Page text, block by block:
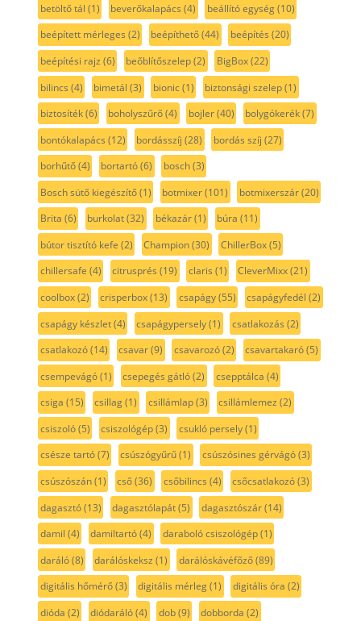
betöltő tál (1) beverőkalapács (4) beállító egység(10)
beépített mérleges (2) beépíthető(44) beépítés (20)
beépítési rajz (6) beőblítőszelep(2) BigBox(22)
bilincs (4) bimetál (3) bionic(1) biztonsági szelep(1)
biztosíték(6) boholyszűrő(4) bojler(40) bolygókerék(7)
bontókalapács (12) bordásszíj (28) bordás szíj (27)
borhűtő(4) bortartó(6) bosch(3)
Bosch sütő kiegészítő(1) botmixer(101) botmixerszár(20)
Brita (6) burkolat(32) békazár(1) búra (11)
bútor tisztító kefe (2) Champion(30) ChillerBox(5)
chillersafe (4) citrusprés (19) claris (1) CleverMixx(21)
coolbox(2) crisperbox(13) csapágy(55) csapágyfedél (2)
csapágy készlet(4) csapágypersely(1) csatlakozás (2)
csatlakozó(14) csavar(9) csavarozó(2) csavartakaró(5)
csempevágó(1) csepegés gátló(2) csepptálca (4)
csiga (15) csillag(1) csillámlap(3) csillámlemez (2)
csiszoló(5) csiszológép(3) csukló persely(1)
csésze tartó(7) csúszógyűrű(1) csúszósines gérvágó(3)
csúszószán(1) cső(36) csőbilincs (4) csőcsatlakozó(3)
dagasztó(13) dagasztólapát(5) dagasztószár(14)
damil (4) damiltartó(4) daraboló csiszológép(1)
daráló(8) darálóskeksz (1) darálóskávéfőző(89)
digitális hőmérő(3) digitális mérleg(1) digitális óra (2)
dióda (2) diódaráló(4) dob(9) dobborda (2)